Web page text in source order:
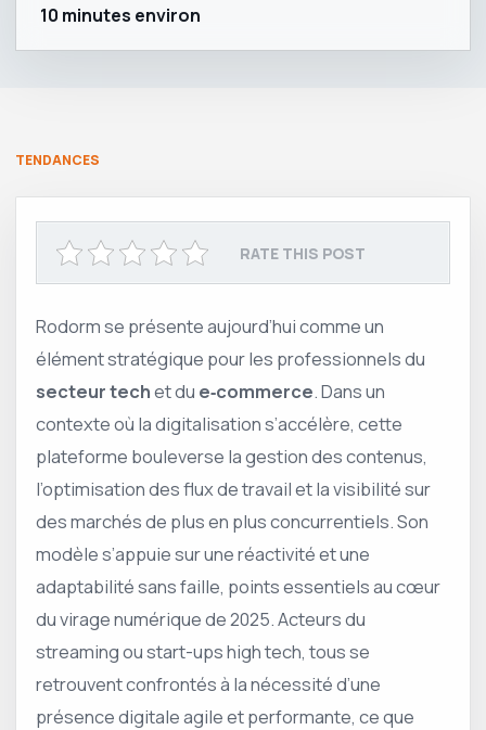
10 minutes environ
TENDANCES
RATE THIS POST
Rodorm se présente aujourd’hui comme un
élément stratégique pour les professionnels du
secteur techet du e‑commerce. Dans un
contexte où la digitalisation s’accélère, cette
plateforme bouleverse la gestion des contenus,
l’optimisation des flux de travail et la visibilité sur
des marchés de plus en plus concurrentiels. Son
modèle s’appuie sur une réactivité et une
adaptabilité sans faille, points essentiels au cœur
du virage numérique de 2025. Acteurs du
streaming ou start-ups high tech, tous se
retrouvent confrontés à la nécessité d’une
présence digitale agile et performante, ce que